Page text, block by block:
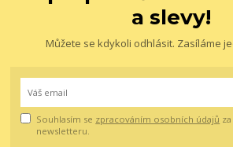
a slevy!
Můžete se kdykoli odhlásit. Zasíláme
Souhlasím se zpracováním osobních údajů
newsletteru.